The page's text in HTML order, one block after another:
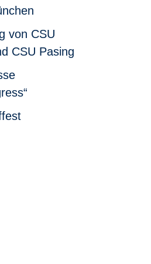
von CSU
CSU Pasing